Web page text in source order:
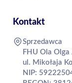
Kontakt
Sprzedawca
FHU Ola Olga
ul. Mikołaja
NIP: